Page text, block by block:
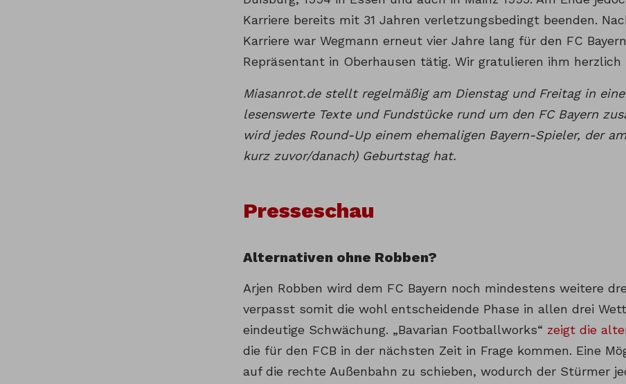
Karriere bereits mit 31 Jahren verletzungsbedingt beenden.
Karriere war Wegmann erneut vier Jahre lang für den FC
Repräsentant in Oberhausen tätig. Wir gratulieren ihm herzlich
Miasanrot.de stellt regelmäßig am Dienstag und Freitag in
lesenswerte Texte und Fundstücke rund um den FC Bayern
wird jedes Round-Up einem ehemaligen Bayern-Spieler, der
kurz zuvor/danach) Geburtstag hat.
Presseschau
Alternativen ohne Robben?
Arjen Robben wird dem FC Bayern noch mindestens weitere
verpasst somit die wohl entscheidende Phase in allen drei
eindeutige Schwächung. „Bavarian Footballworks“ zeigt die
die für den FCB in der nächsten Zeit in Frage kommen. Eine
auf die rechte Außenbahn zu schieben, wodurch der Stürmer